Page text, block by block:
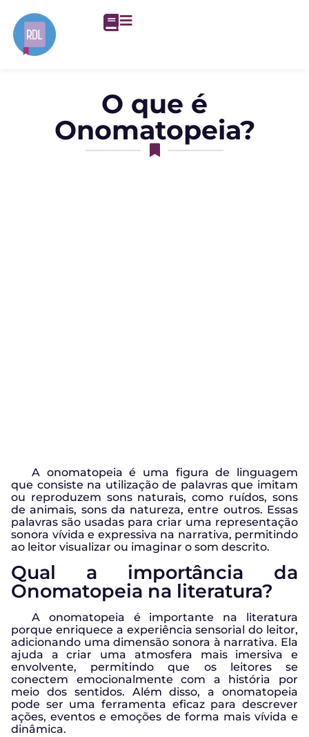
O que é
Onomatopeia?
A onomatopeia é uma figura de linguagem
que consiste na utilização de palavras que imitam
ou reproduzem sons naturais, como ruídos, sons
de animais, sons da natureza, entre outros. Essas
palavras são usadas para criar uma representação
sonora vívida e expressiva na narrativa, permitindo
ao leitor visualizar ou imaginar o som descrito.
Qual a importância da
Onomatopeia na literatura?
A onomatopeia é importante na literatura
porque enriquece a experiência sensorial do leitor,
adicionando uma dimensão sonora à narrativa. Ela
ajuda a criar uma atmosfera mais imersiva e
envolvente, permitindo que os leitores se
conectem emocionalmente com a história por
meio dos sentidos. Além disso, a onomatopeia
pode ser uma ferramenta eficaz para descrever
ações, eventos e emoções de forma mais vívida e
dinâmica.